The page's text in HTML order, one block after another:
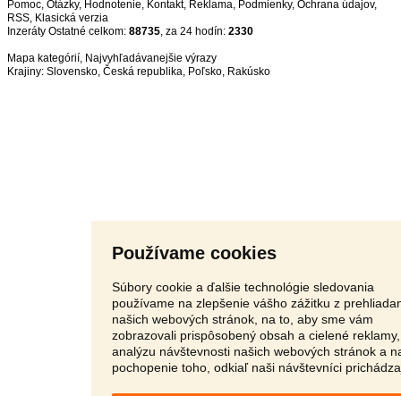
Používame cookies
Súbory cookie a ďalšie technológie sledovania
používame na zlepšenie vášho zážitku z
našich webových stránok, na to, aby sme vám
zobrazovali prispôsobený obsah a cielené
analýzu návštevnosti našich webových stránok a
pochopenie toho, odkiaľ naši návštevníci
Pomoc, Otázky, Hodnotenie, Kontakt, Reklama, Podmienky, Ochrana údajov,
RSS,
Inzeráty Ostatné celkom: 88735, za 24 hodín: 2330
Mapa kategórií, Najvyhľadávanejšie výrazy
Krajiny: Slovensko, Česká republika, Poľsko, Rakúsko